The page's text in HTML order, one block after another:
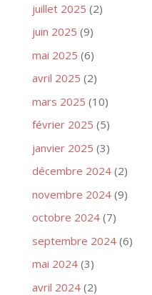
juillet 2025 (2)
juin 2025 (9)
mai 2025 (6)
avril 2025 (2)
mars 2025 (10)
février 2025 (5)
janvier 2025 (3)
décembre 2024(2)
novembre 2024(9)
octobre 2024(7)
septembre 2024(6)
mai 2024(3)
avril 2024(2)